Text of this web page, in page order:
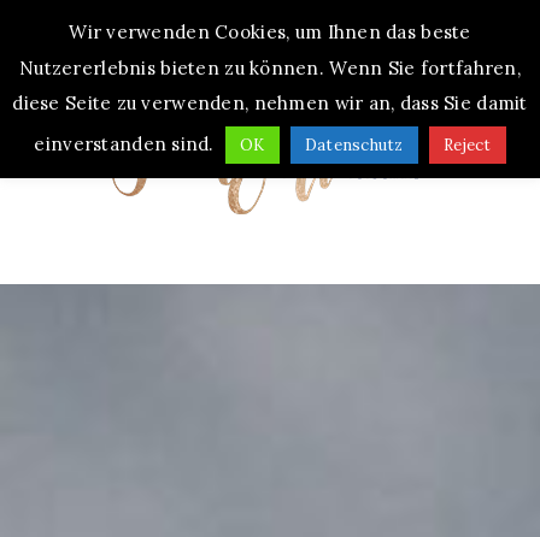
MENUWir verwenden Cookies, um Ihnen das beste
Nutzererlebnis bieten zu können. Wenn Sie fortfahren,
diese Seite zu verwenden, nehmen wir an, dass Sie damit
einverstanden sind.
OK Datenschutz Reject